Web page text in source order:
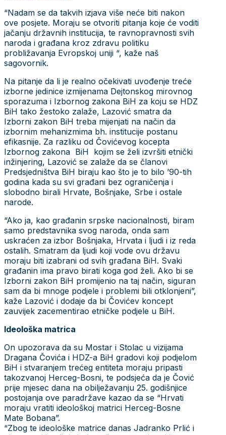
“Nadam se da takvih izjava više neće biti nakon
ove posjete. Moraju se otvoriti pitanja koje će voditi
jačanju državnih institucija, te ravnopravnosti svih
naroda i građana kroz zdravu politiku
probližavanja Evropskoj uniji “, kaže naš
sagovornik.
Na pitanje da li je realno očekivati uvođenje treće
izborne jedinice izmijenama Dejtonskog mirovnog
sporazuma i Izbornog zakona BiH za koju se HDZ
BiH tako žestoko zalaže, Lazović smatra da
Izborni zakon BiH treba mijenjati na način da
izbornim mehanizmima bh. institucije postanu
efikasnije. Za razliku od Čovićevog kocepta
Izbornog zakona BiH kojim se želi izvršiti etnički
inžinjering, Lazović se zalaže da se članovi
Predsjedništva BiH biraju kao što je to bilo ’90-tih
godina kada su svi građani bez ograničenja i
slobodno birali Hrvate, Bošnjake, Srbe i ostale
narode.
“Ako ja, kao građanin srpske nacionalnosti, biram
samo predstavnika svog naroda, onda sam
uskraćen za izbor Bošnjaka, Hrvata i ljudi i iz reda
ostalih. Smatram da ljudi koji vode ovu državu
moraju biti izabrani od svih građana BiH. Svaki
građanin ima pravo birati koga god želi. Ako bi se
Izborni zakon BiH promijenio na taj način, siguran
sam da bi mnoge podjele i problemi bili otklonjeni”,
kaže Lazović i dodaje da bi Čovićev koncept
zauvijek zacementirao etničke podjele u BiH.
Ideološka matrica
On upozorava da su Mostar i Stolac u vizijama
Dragana Čovića i HDZ-a BiH gradovi koji podjelom
BiH i stvaranjem trećeg entiteta moraju pripasti
takozvanoj Herceg-Bosni, te podsjeća da je Čović
prije mjesec dana na obilježavanju 25. godišnjice
postojanja ove paradržave kazao da se “Hrvati
moraju vratiti ideološkoj matrici Herceg-Bosne
Mate Bobana”.
“Zbog te ideološke matrice danas Jadranko Prlić i